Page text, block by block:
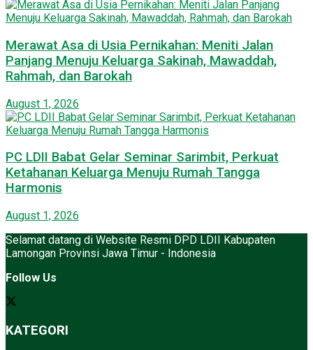
Merawat Asa di Usia Pernikahan: Meniti Jalan
Panjang Menuju Keluarga Sakinah, Mawaddah,
Rahmah, dan Barokah
August 1, 2026
PC LDII Babat Gelar Seminar Sarimbit, Perkuat
Ketahanan Keluarga Menuju Rumah Tangga
Harmonis
August 1, 2026
Selamat datang di Website Resmi DPD LDII Kabupaten
Lamongan Provinsi Jawa Timur - Indonesia
Follow Us
KATEGORI